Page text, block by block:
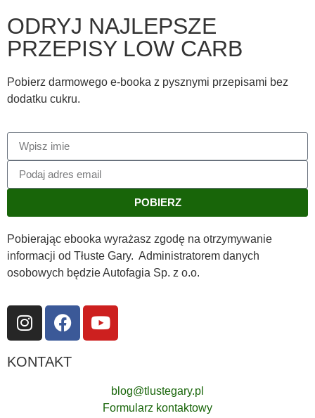
ODRYJ NAJLEPSZE
PRZEPISY LOW CARB
Pobierz darmowego e-booka z pysznymi przepisami bez
dodatku cukru.
POBIERZ
Pobierając ebooka wyrażasz zgodę na otrzymywanie
informacji od Tłuste Gary. Administratorem danych
osobowych będzie Autofagia Sp. z o.o.
KONTAKT
blog@tlustegary.pl
Formularz kontaktowy